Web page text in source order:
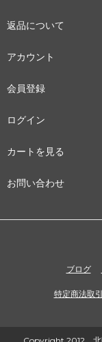
返品について
アカウント
会員登録
ログイン
カートを見る
お問い合わせ
ブログ
特定商法取
Copyright 2012 北